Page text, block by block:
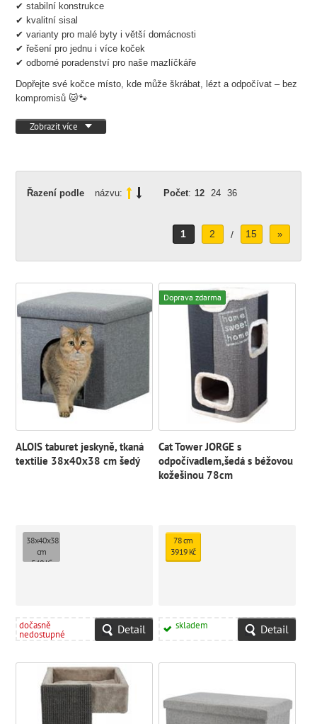
✔ stabilní konstrukce
✔ kvalitní sisal
✔ varianty pro malé byty i větší domácnosti
✔ řešení pro jednu i více koček
✔ odborné poradenství pro naše mazlíčkáře
Dopřejte své kočce místo, kde může škrábat, lézt a odpočívat – bez
kompromisů 🐱🐾
Zobrazit více
Řazení podle názvu: Počet: 12 24 36
1 2 / 15 »
ALOIS taburet jeskyně, tkaná
textilie 38x40x38 cm šedý
38x40x38
cm
540 Kč
dočasně
nedostupné Detail
Doprava zdarma
Cat Tower JORGE s
odpočívadlem,šedá s béžovou
kožešinou 78cm
78 cm
3919 Kč
skladem Detail